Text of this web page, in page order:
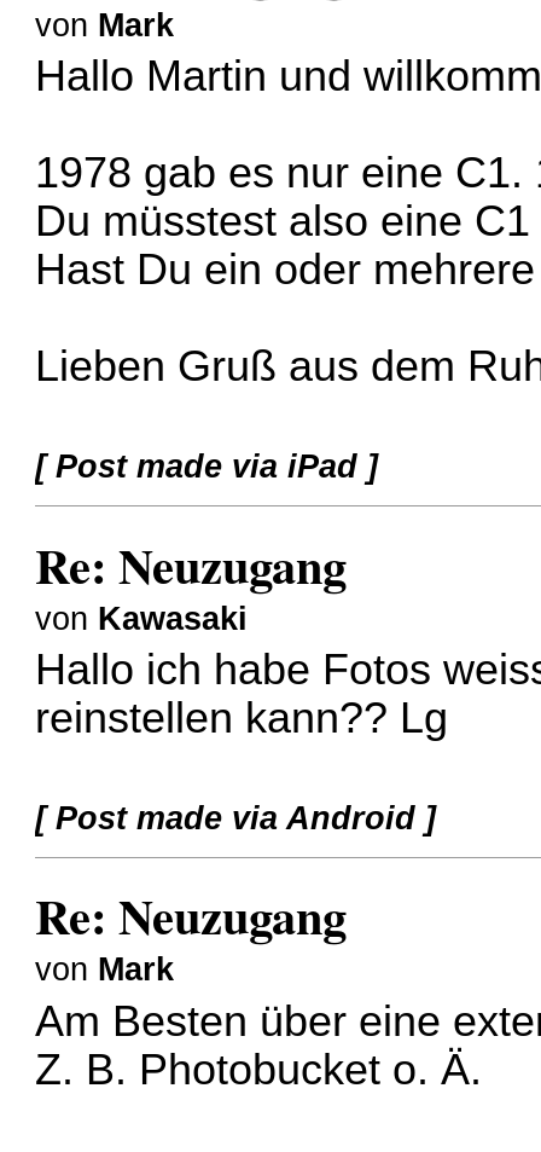
von Mark
Hallo Martin und
1978 gab es nur eine
Du müsstest also eine
Hast Du ein oder
Lieben Gruß aus dem
[ Post made via iPad ]
Re: Neuzugang
von Kawasaki
Hallo ich habe Fotos
reinstellen kann?? Lg
[ Post made via Android ]
Re: Neuzugang
von Mark
Am Besten über eine
Z. B. Photobucket o. Ä.